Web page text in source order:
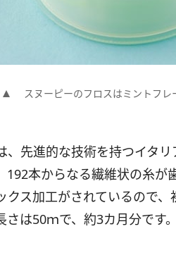
スヌーピーのフロスはミントフレ
、先進的な技術を持つイタ
192本からなる繊維状の糸が
ス加工がされているので、
さは50ｍで、約3カ月分です。